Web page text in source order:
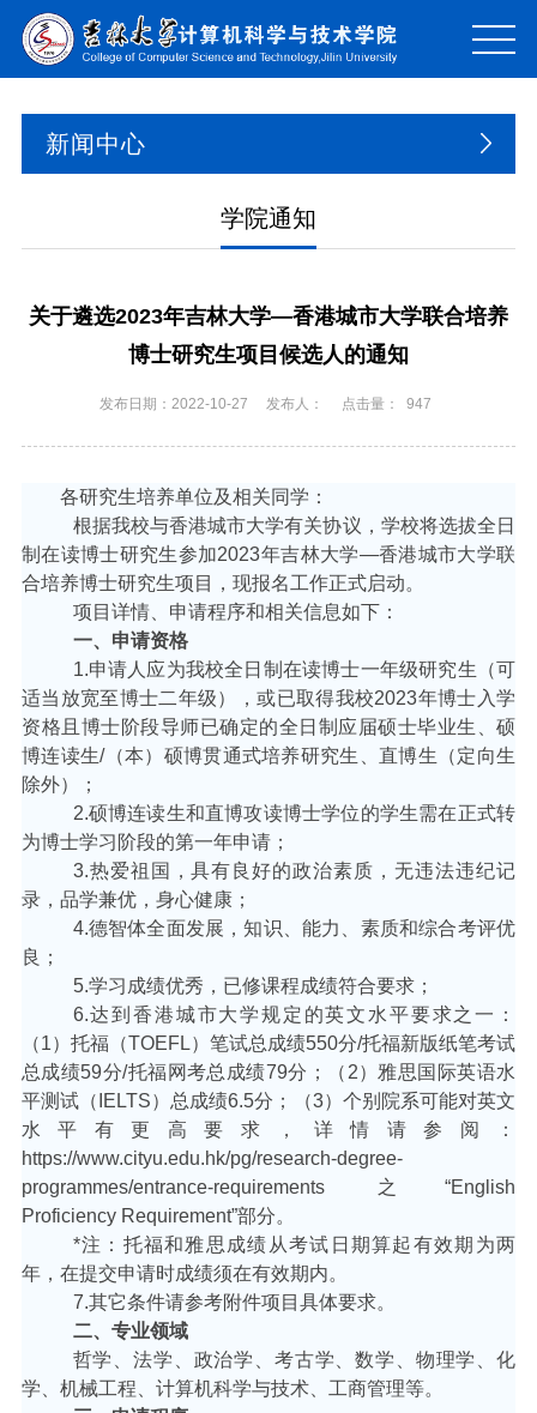
新闻中心
学院通知
关于遴选2023年吉林大学—香港城市大学联合培养
博士研究生项目候选人的通知
发布日期：2022-10-27 发布人： 点击量： 947
各研究生培养单位及相关同学：
根据我校与香港城市大学有关协议，学校将选拔全日
制在读博士研究生参加2023年吉林大学—香港城市大学联
合培养博士研究生项目，现报名工作正式启动。
项目详情、申请程序和相关信息如下：
一、申请资格
1.申请人应为我校全日制在读博士一年级研究生（可
适当放宽至博士二年级），或已取得我校2023年博士入学
资格且博士阶段导师已确定的全日制应届硕士毕业生、硕
博连读生/（本）硕博贯通式培养研究生、直博生（定向生
除外）；
2.硕博连读生和直博攻读博士学位的学生需在正式转
为博士学习阶段的第一年申请；
3.热爱祖国，具有良好的政治素质，无违法违纪记
录，品学兼优，身心健康；
4.德智体全面发展，知识、能力、素质和综合考评优
良；
5.学习成绩优秀，已修课程成绩符合要求；
6.达到香港城市大学规定的英文水平要求之一：
（1）托福（TOEFL）笔试总成绩550分/托福新版纸笔考试
总成绩59分/托福网考总成绩79分；（ 2）雅思国际英语水
平测试（ IELTS）总成绩6.5分；（3）个别院系可能对英文
水平有更高要求，详情请参阅：
https://www.cityu.edu.hk/pg/research-degree-
programmes/entrance-requirements 之 “English
Proficiency Requirement”部分。
*注：托福和雅思成绩从考试日期算起有效期为两
年，在提交申请时成绩须在有效期内。
7.其它条件请参考附件项目具体要求。
二、专业领域
哲学、法学、政治学、考古学、数学、物理学、化
学、机械工程、计算机科学与技术、工商管理等。